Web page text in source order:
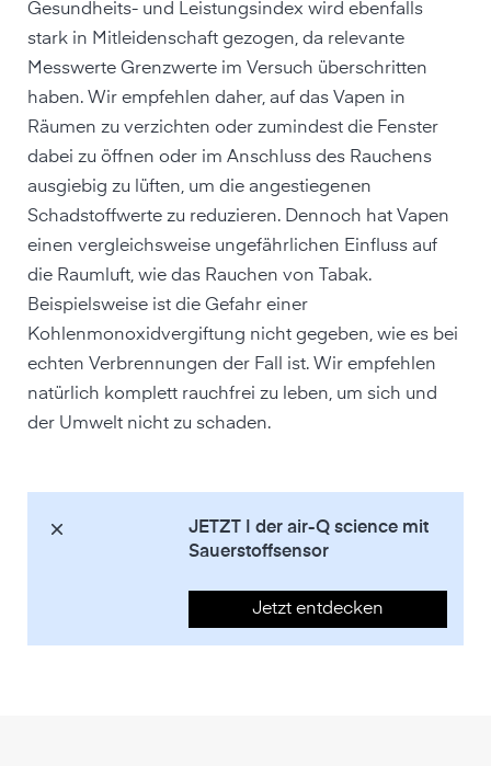
Gesundheits- und Leistungsindex wird ebenfalls
stark in Mitleidenschaft gezogen, da relevante
Messwerte Grenzwerte im Versuch überschritten
haben. Wir empfehlen daher, auf das Vapen in
Räumen zu verzichten oder zumindest die Fenster
dabei zu öffnen oder im Anschluss des Rauchens
ausgiebig zu lüften, um die angestiegenen
Schadstoffwerte zu reduzieren. Dennoch hat Vapen
einen vergleichsweise ungefährlichen Einfluss auf
die Raumluft, wie das Rauchen von Tabak.
Beispielsweise ist die Gefahr einer
Kohlenmonoxidvergiftung nicht gegeben, wie es bei
echten Verbrennungen der Fall ist. Wir empfehlen
natürlich komplett rauchfrei zu leben, um sich und
der Umwelt nicht zu schaden.
JETZT | der air-Q science mit
Sauerstoffsensor
Jetzt entdecken